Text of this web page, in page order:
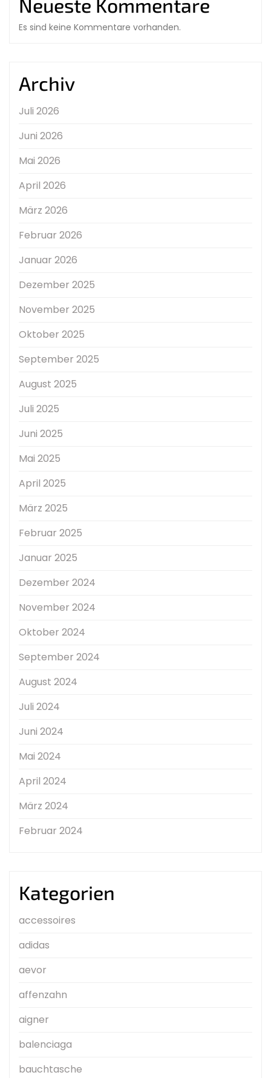
Es sind keine Kommentare vorhanden.
Archiv
Juli 2026
Juni 2026
Mai 2026
April 2026
März 2026
Februar 2026
Januar 2026
Dezember 2025
November 2025
Oktober 2025
September 2025
August 2025
Juli 2025
Juni 2025
Mai 2025
April 2025
März 2025
Februar 2025
Januar 2025
Dezember 2024
November 2024
Oktober 2024
September 2024
August 2024
Juli 2024
Juni 2024
Mai 2024
April 2024
März 2024
Februar 2024
Kategorien
accessoires
adidas
aevor
affenzahn
aigner
balenciaga
bauchtasche